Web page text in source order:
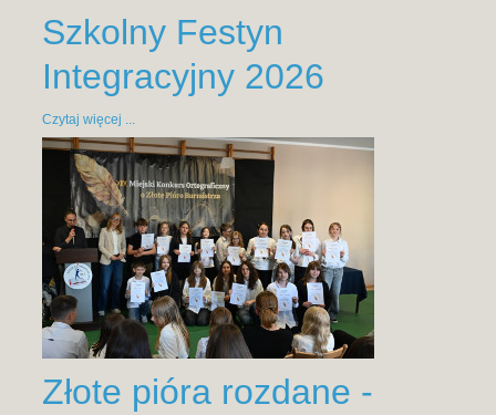
Szkolny Festyn
Integracyjny 2026
Czytaj więcej ...
Złote pióra rozdane -